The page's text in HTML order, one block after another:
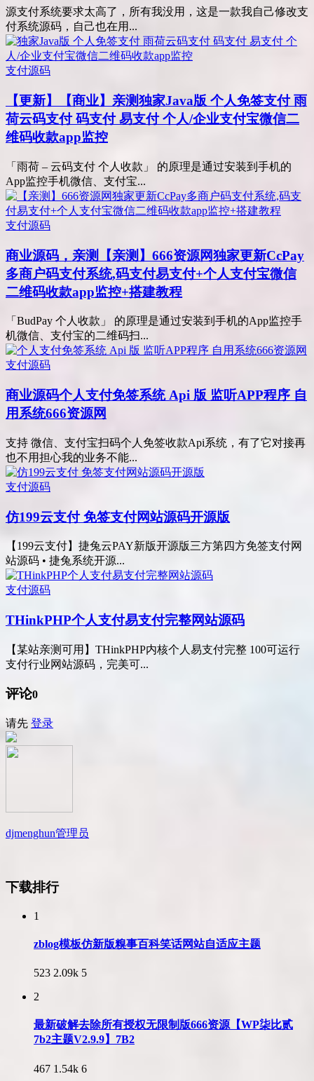
源支付系统要求太高了，所有我没用，这是一款我自己修改支
付系统源码，自己也在用...
支付源码
【更新】【商业】亲测独家Java版 个人免签支付 雨
荷云码支付 码支付 易支付 个人/企业支付宝微信二
维码收款app监控
「雨荷 – 云码支付 个人收款」 的原理是通过安装到手机的
App监控手机微信、支付宝...
支付源码
商业源码，亲测
【亲测】666资源网独家更新CcPay
多商户码支付系统,码支付易支付+个人支付宝微信
二维码收款app监控+搭建教程
「BudPay 个人收款」 的原理是通过安装到手机的App监控手
机微信、支付宝的二维码扫...
支付源码
商业源码个人支付免签系统 Api 版 监听APP程序 自
用系统666资源网
支持 微信、支付宝扫码个人免签收款Api系统，有了它对接再
也不用担心我的业务不能...
支付源码
仿199云支付 免签支付网站源码开源版
【199云支付】捷兔云PAY新版开源版三方第四方免签支付网
站源码 • 捷兔系统开源...
支付源码
THinkPHP个人支付易支付完整网站源码
【某站亲测可用】THinkPHP内核个人易支付完整 100可运行
支付行业网站源码，完美可...
评论0
请先 登录
djmenghun管理员
下载排行
1
zblog模板仿新版糗事百科笑话网站自适应主题
523 2.09k 5
2
最新破解去除所有授权无限制版666资源【WP柒比贰
7b2主题V2.9.9】7B2
467 1.54k 6